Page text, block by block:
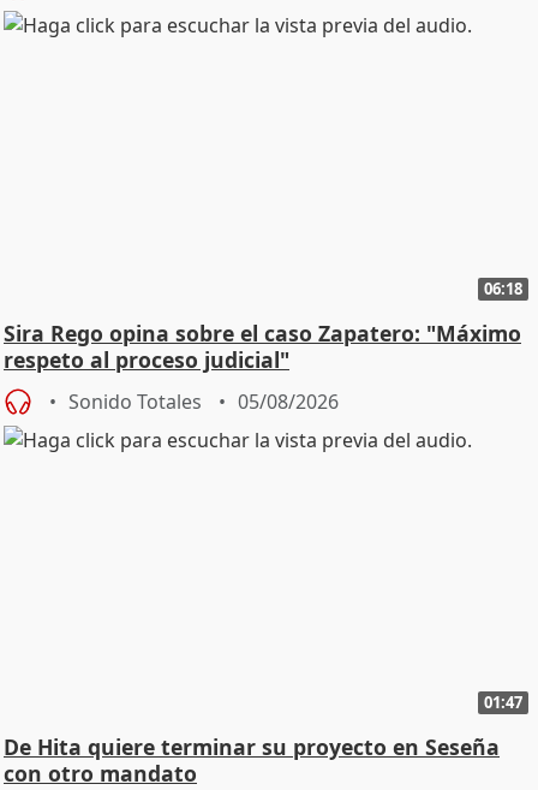
06:18
Sira Rego opina sobre el caso Zapatero: "Máximo
respeto al proceso judicial"
Sonido Totales 05/08/2026
01:47
De Hita quiere terminar su proyecto en Seseña
con otro mandato